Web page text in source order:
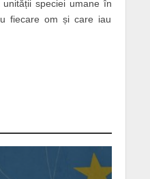
speciei umane în
fiecare om și care iau